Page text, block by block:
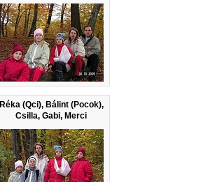
Réka (Qci), Bálint (Pocok),
Csilla, Gabi, Merci